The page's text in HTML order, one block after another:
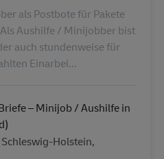
als Postbote für Pakete
Aushilfe / Minijobber bist
auch stundenweise für
Einarbei...
– Minijob / Aushilfe in
Holstein,